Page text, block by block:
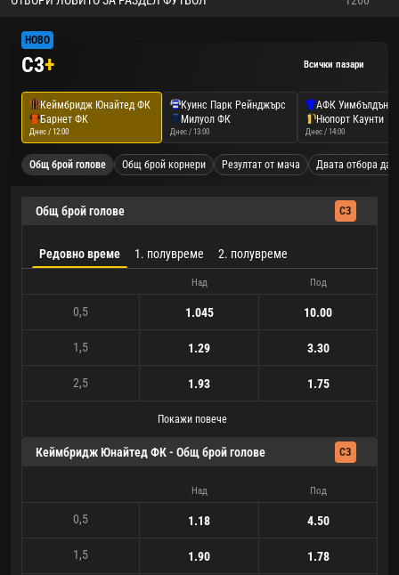
HOBO
C3+ Всички пазари
Кеймбридж Юнайтед ФК
Барнет ФК
Днес / 12:00
Куинс Парк Рейнджърс
Милуол ФК
Днес / 13:00
АФК Уимбълдън
Нюпорт Каунти
Днес / 14:00
Общ брой голове Общ брой корнери Резултат от мача Двата отбора да
Общ брой голове СЗ
Редовно време 1. полувреме 2. полувреме
Над Под
0,5 1.045 10.00
1,5 1.29 3.30
2,5 1.93 1.75
Покажи повече
Кеймбридж Юнайтед ФК - Общ брой голове СЗ
Над Под
0,5 1.18 4.50
1,5 1.90 1.78